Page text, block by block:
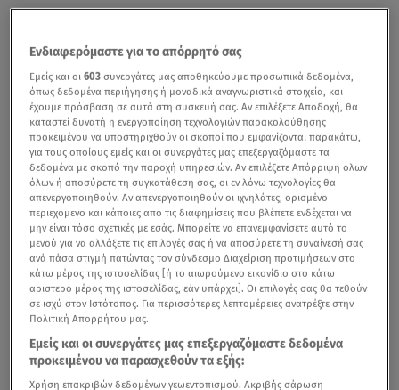
Ενδιαφερόμαστε για το απόρρητό σας
Εμείς και οι603 συνεργάτες μας αποθηκεύουμε προσωπικά δεδομένα,
όπως δεδομένα περιήγησης ή μοναδικά αναγνωριστικά στοιχεία, και
έχουμε πρόσβαση σε αυτά στη συσκευή σας. Αν επιλέξετε Αποδοχή, θα
καταστεί δυνατή η ενεργοποίηση τεχνολογιών παρακολούθησης
προκειμένου να υποστηριχθούν οι σκοποί που εμφανίζονται παρακάτω,
για τους οποίους εμείς και οι συνεργάτες μας επεξεργαζόμαστε τα
δεδομένα με σκοπό την παροχή υπηρεσιών. Αν επιλέξετε Απόρριψη όλων
όλων ή αποσύρετε τη συγκατάθεσή σας, οι εν λόγω τεχνολογίες θα
απενεργοποιηθούν. Αν απενεργοποιηθούν οι ιχνηλάτες, ορισμένο
περιεχόμενο και κάποιες από τις διαφημίσεις που βλέπετε ενδέχεται να
μην είναι τόσο σχετικές με εσάς. Μπορείτε να επανεμφανίσετε αυτό το
μενού για να αλλάξετε τις επιλογές σας ή να αποσύρετε τη συναίνεσή σας
ανά πάσα στιγμή πατώντας τον σύνδεσμο Διαχείριση προτιμήσεων στο
κάτω μέρος της ιστοσελίδας [ή το αιωρούμενο εικονίδιο στο κάτω
αριστερό μέρος της ιστοσελίδας, εάν υπάρχει]. Οι επιλογές σας θα τεθούν
σε ισχύ στον Ιστότοπος. Για περισσότερες λεπτομέρειες ανατρέξτε στην
Πολιτική Απορρήτου μας.
Εμείς και οι συνεργάτες μας επεξεργαζόμαστε δεδομένα
προκειμένου να παρασχεθούν τα εξής:
Χρήση επακριβών δεδομένων γεωεντοπισμού. Ακριβής σάρωση